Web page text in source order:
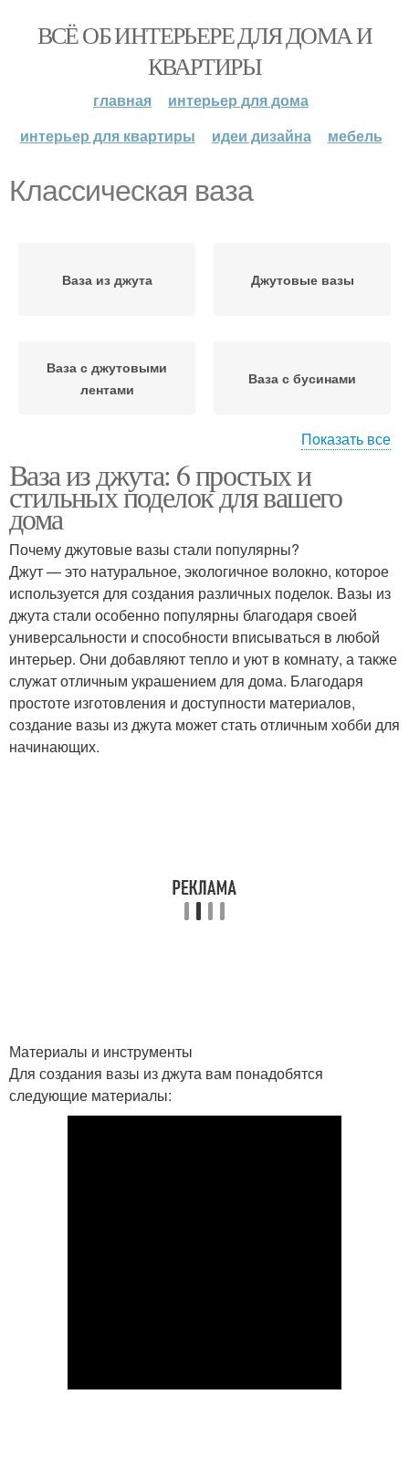
ВСЁ ОБ ИНТЕРЬЕРЕ ДЛЯ ДОМА И
КВАРТИРЫ
главная
интерьер для дома
интерьер для квартиры
идеи дизайна мебель
Классическая ваза
Ваза из джута Джутовые вазы
Ваза с джутовыми
лентами
Ваза с бусинами
элементами
Ваза с тканью
Ваза с краской Вазы из джута
Показать все
Ваза из джута: 6 простых и
стильных поделок для вашего
дома
Почему джутовые вазы стали популярны?
Джут — это натуральное, экологичное волокно, которое
используется для создания различных поделок. Вазы из
джута стали особенно популярны благодаря своей
универсальности и способности вписываться в любой
интерьер. Они добавляют тепло и уют в комнату, а также
служат отличным украшением для дома. Благодаря
простоте изготовления и доступности материалов,
создание вазы из джута может стать отличным хобби для
начинающих.
Материалы и инструменты
Для создания вазы из джута вам понадобятся
следующие материалы: